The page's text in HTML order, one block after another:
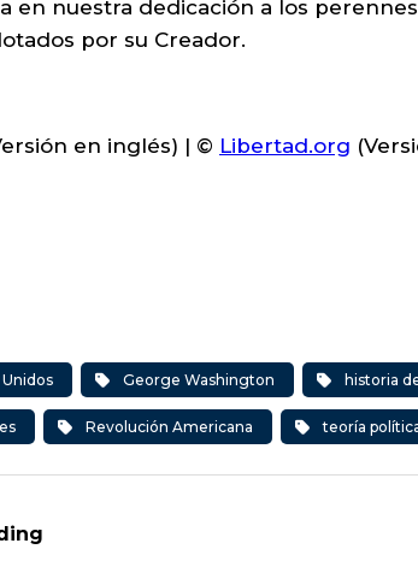
en nuestra dedicación a los
por su Creador.
en inglés) | © Libertad.org
George Washington historia
Revolución Americana teoría